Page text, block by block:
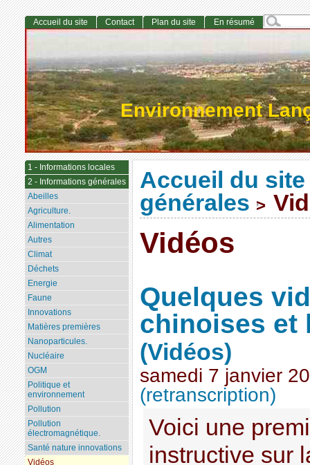
Environnement
Accueil du site
générales >
Vidéos
Quelques
chinoises et
(Vidéos)
samedi 7 janvier
(retranscription)
Voici une
instructive sur
Accueil du site Contact Plan du site En résumé
1 - Informations locales
2 - Informations générales
Abeilles
Agriculture.
Alimentation
Autres
Climat
Déchets
Energie
Faune
Innovations
Matières premières
Nanoparticules.
Nucléaire
OGM
Politique et
environnement
Pollution
Pollution
électromagnétique.
Santé nature innovations
Vidéos